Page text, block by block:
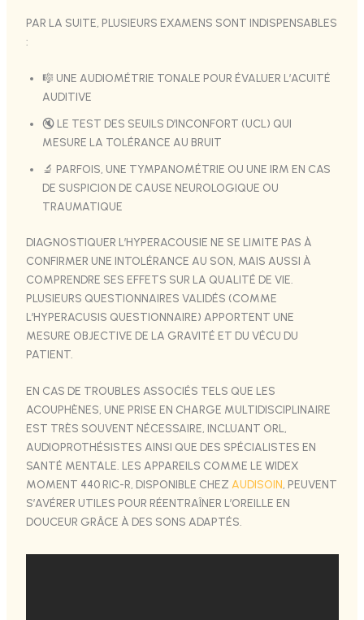
PAR LA SUITE, PLUSIEURS EXAMENS SONT INDISPENSABLES
:
🎼 UNE AUDIOMÉTRIE TONALE POUR ÉVALUER L’ACUITÉ
AUDITIVE
🔇 LE TEST DES SEUILS D’INCONFORT (UCL) QUI
MESURE LA TOLÉRANCE AU BRUIT
🔬 PARFOIS, UNE TYMPANOMÉTRIE OU UNE IRM EN CAS
DE SUSPICION DE CAUSE NEUROLOGIQUE OU
TRAUMATIQUE
DIAGNOSTIQUER L’HYPERACOUSIE NE SE LIMITE PAS À
CONFIRMER UNE INTOLÉRANCE AU SON, MAIS AUSSI À
COMPRENDRE SES EFFETS SUR LA QUALITÉ DE VIE.
PLUSIEURS QUESTIONNAIRES VALIDÉS (COMME
L’HYPERACUSIS QUESTIONNAIRE) APPORTENT UNE
MESURE OBJECTIVE DE LA GRAVITÉ ET DU VÉCU DU
PATIENT.
EN CAS DE TROUBLES ASSOCIÉS TELS QUE LES
ACOUPHÈNES, UNE PRISE EN CHARGE MULTIDISCIPLINAIRE
EST TRÈS SOUVENT NÉCESSAIRE, INCLUANT ORL,
AUDIOPROTHÉSISTES AINSI QUE DES SPÉCIALISTES EN
SANTÉ MENTALE. LES APPAREILS COMME LE WIDEX
MOMENT 440 RIC-R, DISPONIBLE CHEZ AUDISOIN, PEUVENT
S’AVÉRER UTILES POUR RÉENTRAÎNER L’OREILLE EN
DOUCEUR GRÂCE À DES SONS ADAPTÉS.